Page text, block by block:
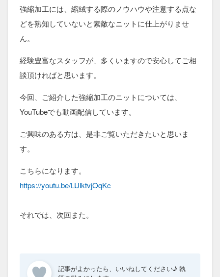
強縮加工には、縮絨する際のノウハウや注意する点な
どを熟知していないと素敵なニットに仕上がりませ
ん。
経験豊富なスタッフが、多くいますので安心してご相
談頂ければと思います。
今回、ご紹介した強縮加工のニットについては、
YouTubeでも動画配信しています。
ご興味のある方は、是非ご覧いただきたいと思いま
す。
こちらになります。
https://youtu.be/LUlktvjOqKc
それでは、次回また。